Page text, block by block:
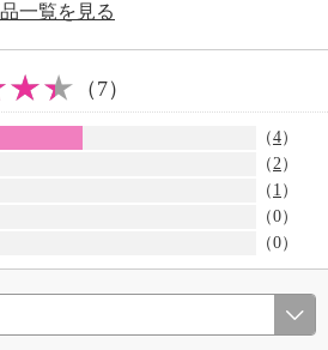
一覧を見る
（7）
（4）
（2）
（ 1 ）
（0）
（0）